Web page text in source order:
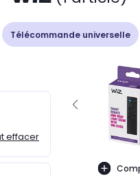
Télécommande universelle
effacer